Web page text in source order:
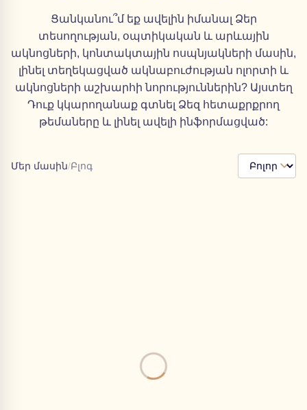
Ցանկանու՞մ եք ավելին իմանալ Ձեր
տեսողության, օպտիկական և արևային
ակնոցների, կոնտակտային ոսպնյակների մասին,
լինել տեղեկացված ակնաբուժության ոլորտի և
ակնոցների աշխարհի նորություններին? Այստեղ
Դուք կկարողանաք գտնել Ձեզ հետաքրքրող
թեմաները և լինել ավելի ինֆորմացված:
Մեր մասին/Բլոգ